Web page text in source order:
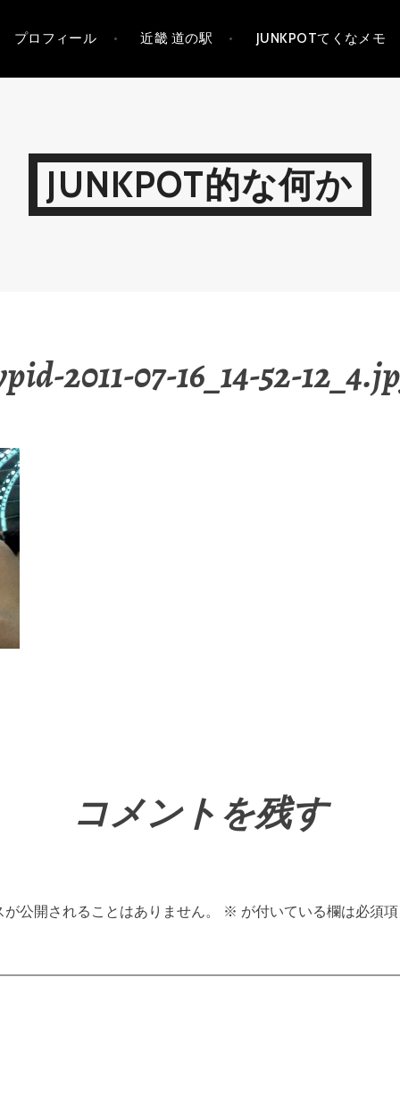
プロフィール 近畿 道の駅 JUNKPOTてくなメモ
JUNKPOT的な何か
2011-07-16_14-52-
コメントを残す
公開されることはありません。 ※ が付いている欄は必須